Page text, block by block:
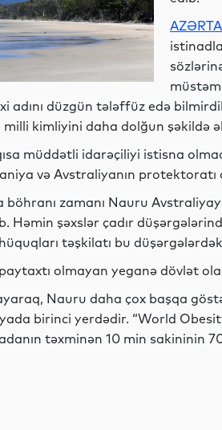
adını düzgün tələffüz edə
milli kimliyini daha dolğun şəkildə
müddətli idarəçiliyi istisna
və Avstraliyanın protektoratı
böhranı zamanı Nauru
Həmin şəxslər çadır
təşkilatı bu
olmayan yeganə dövlət
Nauru daha çox başqa
birinci yerdədir. “World
təxminən 10 min sakininin